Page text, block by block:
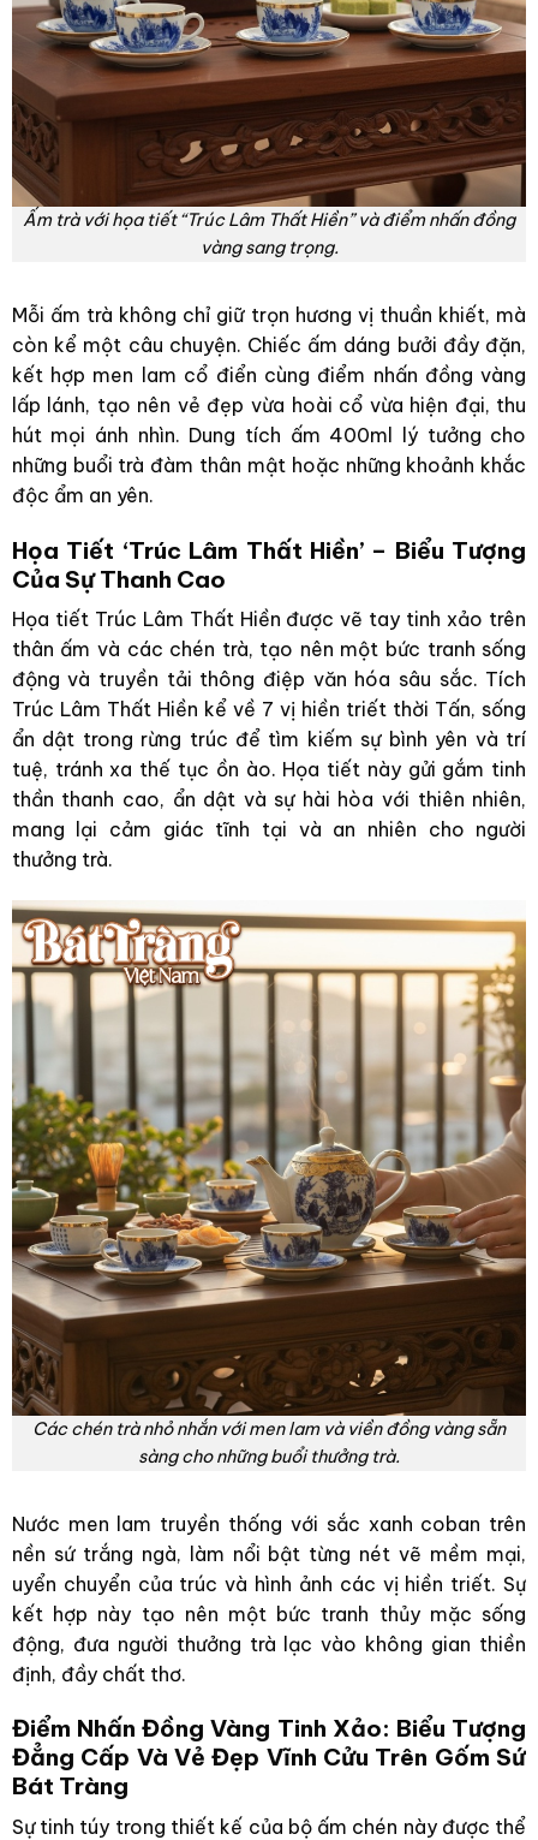
Ấm trà với họa tiết “Trúc Lâm Thất Hiền” và điểm nhấn đồng
vàng sang trọng.
Mỗi ấm trà không chỉ giữ trọn hương vị thuần khiết, mà
còn kể một câu chuyện. Chiếc ấm dáng bưởi đầy đặn,
kết hợp men lam cổ điển cùng điểm nhấn đồng vàng
lấp lánh, tạo nên vẻ đẹp vừa hoài cổ vừa hiện đại, thu
hút mọi ánh nhìn. Dung tích ấm 400ml lý tưởng cho
những buổi trà đàm thân mật hoặc những khoảnh khắc
độc ẩm an yên.
Họa Tiết ‘Trúc Lâm Thất Hiền’ – Biểu Tượng
Của Sự Thanh Cao
Họa tiết Trúc Lâm Thất Hiền được vẽ tay tinh xảo trên
thân ấm và các chén trà, tạo nên một bức tranh sống
động và truyền tải thông điệp văn hóa sâu sắc. Tích
Trúc Lâm Thất Hiền kể về 7 vị hiền triết thời Tấn, sống
ẩn dật trong rừng trúc để tìm kiếm sự bình yên và trí
tuệ, tránh xa thế tục ồn ào. Họa tiết này gửi gắm tinh
thần thanh cao, ẩn dật và sự hài hòa với thiên nhiên,
mang lại cảm giác tĩnh tại và an nhiên cho người
thưởng trà.
Các chén trà nhỏ nhắn với men lam và viền đồng vàng sẵn
sàng cho những buổi thưởng trà.
Nước men lam truyền thống với sắc xanh coban trên
nền sứ trắng ngà, làm nổi bật từng nét vẽ mềm mại,
uyển chuyển của trúc và hình ảnh các vị hiền triết. Sự
kết hợp này tạo nên một bức tranh thủy mặc sống
động, đưa người thưởng trà lạc vào không gian thiền
định, đầy chất thơ.
Điểm Nhấn Đồng Vàng Tinh Xảo: Biểu Tượng
Đẳng Cấp Và Vẻ Đẹp Vĩnh Cửu Trên Gốm Sứ
Bát Tràng
Sự tinh túy trong thiết kế của bộ ấm chén này được thể